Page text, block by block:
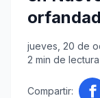
jueves, 20 de
2 min de lectura
Compartir: